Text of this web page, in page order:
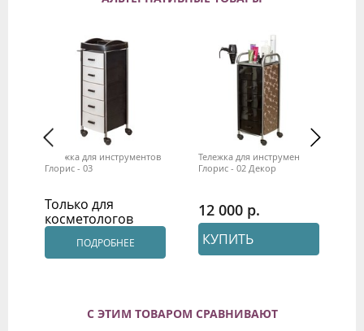
Тележка для инструментов
Глорис - 03
Только для
косметологов
ПОДРОБНЕЕ
Тележка для инструментов
Глорис - 02 Декор
12 000
КУПИТЬ
С ЭТИМ ТОВАРОМ СРАВНИВАЮТ